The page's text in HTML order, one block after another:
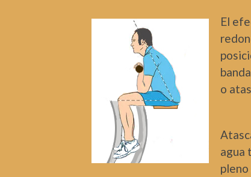
El
o
agua
pleno